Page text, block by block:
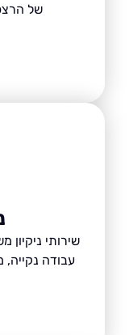
של הרצפה
שירותי ניקיון
עבודה נקייה, מסודרת